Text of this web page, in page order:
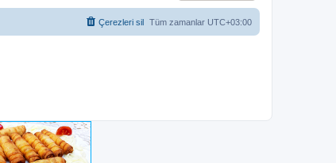
Tüm zamanlar UTC+03:00
Çerezleri sil